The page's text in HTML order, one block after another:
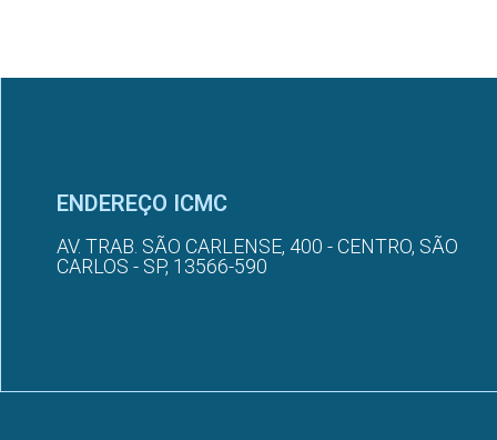
ENDEREÇO ICMC
AV. TRAB. SÃO CARLENSE, 400 - CENTRO, SÃO
CARLOS - SP, 13566-590